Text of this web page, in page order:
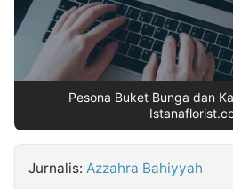
Follow
Kabarbaru
Pesona Buket Bunga dan
Jurnalis: Azzahra Bahiyyah